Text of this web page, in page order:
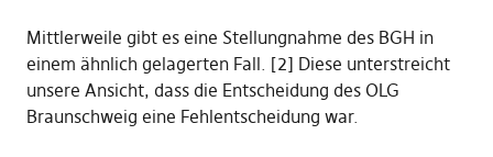
Mittlerweile gibt es eine Stellungnahme des BGH in
einem ähnlich gelagerten Fall. [2] Diese unterstreicht
unsere Ansicht, dass die Entscheidung des OLG
Braunschweig eine Fehlentscheidung war.